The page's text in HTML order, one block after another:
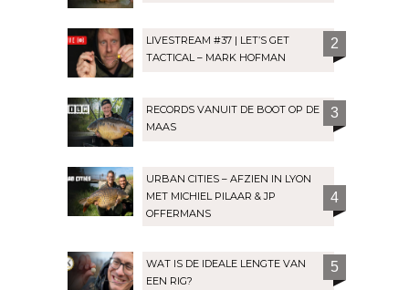
LIVESTREAM #37 | LET’S GET
TACTICAL – MARK HOFMAN
2
RECORDS VANUIT DE BOOT OP DE
MAAS
3
URBAN CITIES – AFZIEN IN LYON
MET MICHIEL PILAAR & JP
OFFERMANS
4
WAT IS DE IDEALE LENGTE VAN
EEN RIG?
5